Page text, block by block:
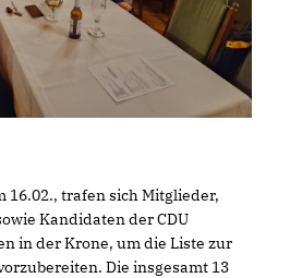
16.02., trafen sich Mitglieder,
Kandidaten der CDU
in der Krone, um die Liste zur
Die insgesamt 13